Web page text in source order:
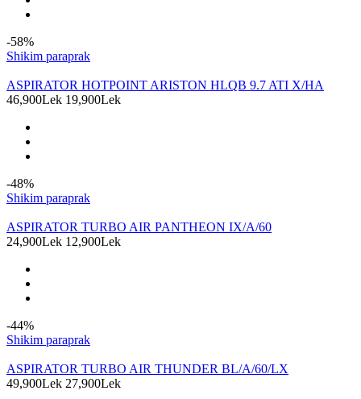
-58%
Shikim paraprak
ASPIRATOR HOTPOINT ARISTON HLQB 9.7 ATI X/HA
46,900Lek 19,900Lek
-48%
Shikim paraprak
ASPIRATOR TURBO AIR PANTHEON IX/A/60
24,900Lek 12,900Lek
-44%
Shikim paraprak
ASPIRATOR TURBO AIR THUNDER BL/A/60/LX
49,900Lek 27,900Lek